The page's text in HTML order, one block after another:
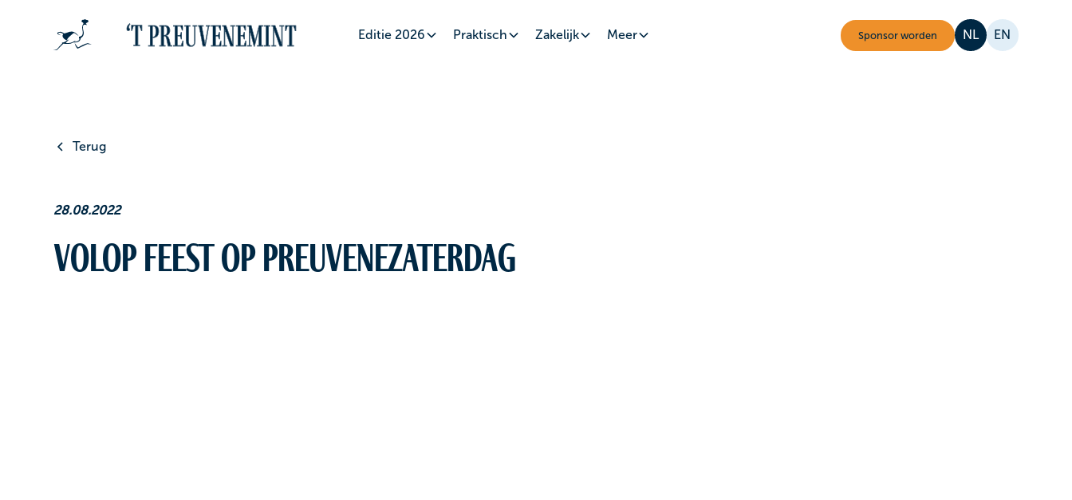
Editie 2026 Praktisch Zakelijk Meer Sponsor worden NL EN
Terug
28.08.2022
Volop feest op PreuveneZaterdag